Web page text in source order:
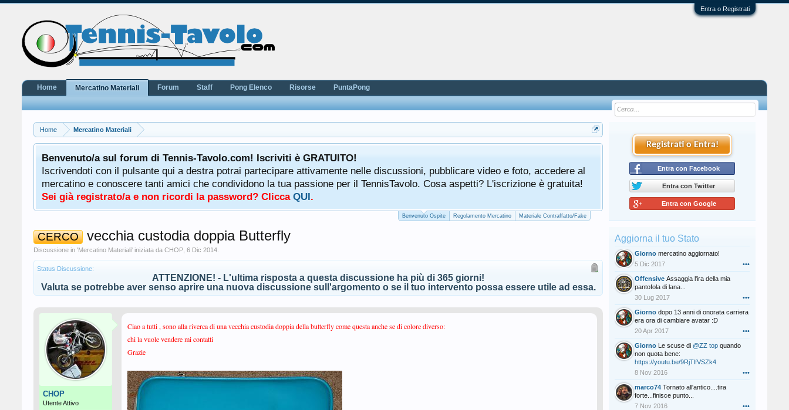
Entra o Registrati
Home Mercatino Materiali
Benvenuto/a sul forum di Tennis-Tavolo.com! Iscriviti è GRATUITO!
Iscrivendoti con il pulsante qui a destra potrai partecipare attivamente nelle discussioni, pubblicare video e foto, accedere al
mercatino e conoscere tanti amici che condividono la tua passione per il TennisTavolo. Cosa aspetti? L'iscrizione è gratuita!
Sei già registrato/a e non ricordi la password? Clicca QUI.
Tutti gli utenti che partecipano al
cliccando qui di seguito:Regolamento
Benvenuto Ospite Regolamento Mercatino Materiale Contraffatto/Fake
CERCO vecchia custodia doppia Butterfly
Discussione in 'Mercatino Materiali' iniziata da CHOP 6 Dic 2014
Status Discussione:
ATTENZIONE! - L'ultima risposta a questa discussione ha più di 365 giorni!
Valuta se potrebbe aver senso aprire una nuova discussione sull'argomento o se il tuo intervento possa essere utile ad essa.
CHOP
Utente Attivo
Ciao a tutti , sono alla riverca di una vecchia custodia doppia della butterfly come questa anche se di colore diverso:
chi la vuole vendere mi contatti
Grazie
Registrati o Entra!
Entra con Facebook
Entra con Twitter
Entra con Google
Aggiorna il tuo Stato
Giorno mercatino aggiornato!
5 Dic 2017
•••
Offensive Assaggia l'ira della mia
pantofola di lana...
30 Lug 2017
•••
Giorno dopo 13 anni di onorata carriera
era ora di cambiare avatar :D
20 Apr 2017
•••
Giorno Le scuse di @ZZ top quando
non quota bene:
https://youtu.be/9RjTlfVSZk4
8 Nov 2016
•••
marco74 Tornato all'antico....tira
forte...finisce punto...
7 Nov 2016
•••
Home Mercatino Materiali Forum Staff Pong Elenco Risorse PuntaPong